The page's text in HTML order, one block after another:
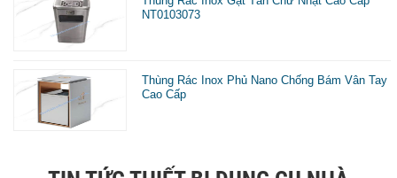
NT0103073
Thùng Rác Inox Phủ Nano Chống Bám Vân Tay
Cao Cấp